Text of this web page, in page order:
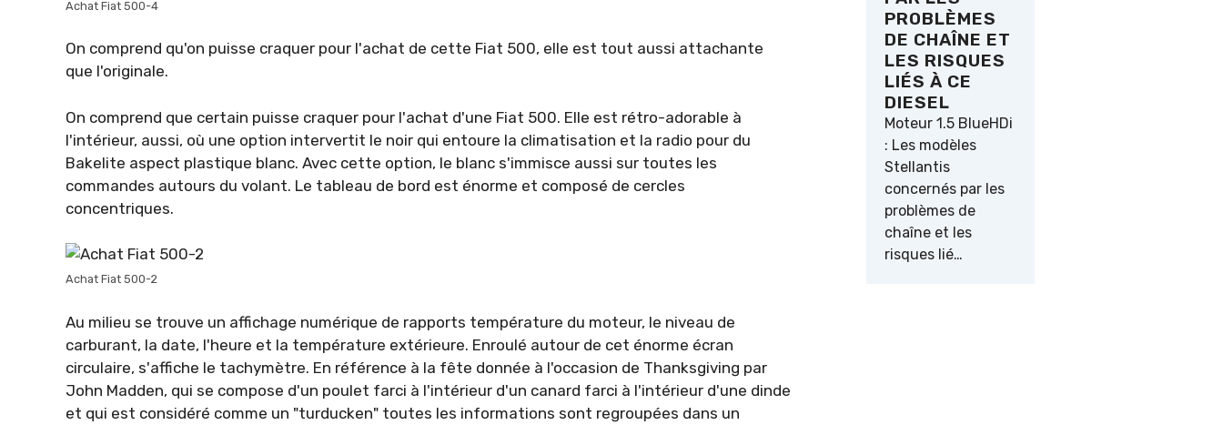
Achat Fiat 500-4
On comprend qu'on puisse craquer pour l'achat de cette Fiat 500, elle est tout aussi attachante
que l'originale.
On comprend que certain puisse craquer pour l'achat d'une Fiat 500. Elle est rétro-adorable à
l'intérieur, aussi, où une option intervertit le noir qui entoure la climatisation et la radio pour du
Bakelite aspect plastique blanc. Avec cette option, le blanc s'immisce aussi sur toutes les
commandes autours du volant. Le tableau de bord est énorme et composé de cercles
concentriques.
Achat Fiat 500-2
Au milieu se trouve un affichage numérique de rapports température du moteur, le niveau de
carburant, la date, l'heure et la température extérieure. Enroulé autour de cet énorme écran
circulaire, s'affiche le tachymètre. En référence à la fête donnée à l'occasion de Thanksgiving par
John Madden, qui se compose d'un poulet farci à l'intérieur d'un canard farci à l'intérieur d'une dinde
et qui est considéré comme un "turducken" toutes les informations sont regroupées dans un
PROBLÈMES
DE CHAÎNE ET
LES RISQUES
LIÉS À CE
DIESEL
Moteur 1.5 BlueHDi
: Les modèles
Stellantis
concernés par les
problèmes de
chaîne et les
risques lié…